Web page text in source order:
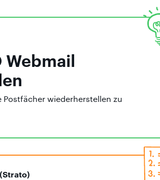
Webmail
Postfächer wiederherstellen zu